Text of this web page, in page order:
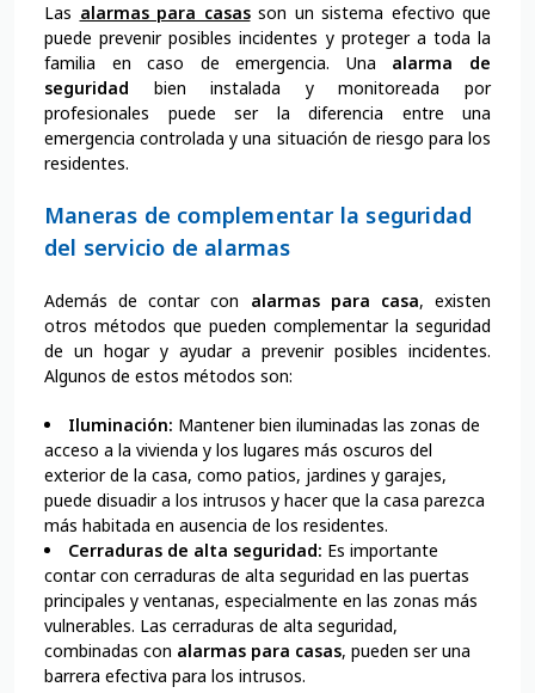
Las alarmas para casasson un sistema efectivo que
puede prevenir posibles incidentes y proteger a toda la
familia en caso de emergencia. Una alarma de
seguridad bien instalada y monitoreada por
profesionales puede ser la diferencia entre una
emergencia controlada y una situación de riesgo para los
residentes.
Maneras de complementar la seguridad
del servicio de alarmas
Además de contar con alarmas para casa, existen
otros métodos que pueden complementar la seguridad
de un hogar y ayudar a prevenir posibles incidentes.
Algunos de estos métodos son:
Iluminación: Mantener bien iluminadas las zonas de
acceso a la vivienda y los lugares más oscuros del
exterior de la casa, como patios, jardines y garajes,
puede disuadir a los intrusos y hacer que la casa parezca
más habitada en ausencia de los residentes.
Cerraduras de alta seguridad: Es importante
contar con cerraduras de alta seguridad en las puertas
principales y ventanas, especialmente en las zonas más
vulnerables. Las cerraduras de alta seguridad,
combinadas con alarmas para casas, pueden ser una
barrera efectiva para los intrusos.